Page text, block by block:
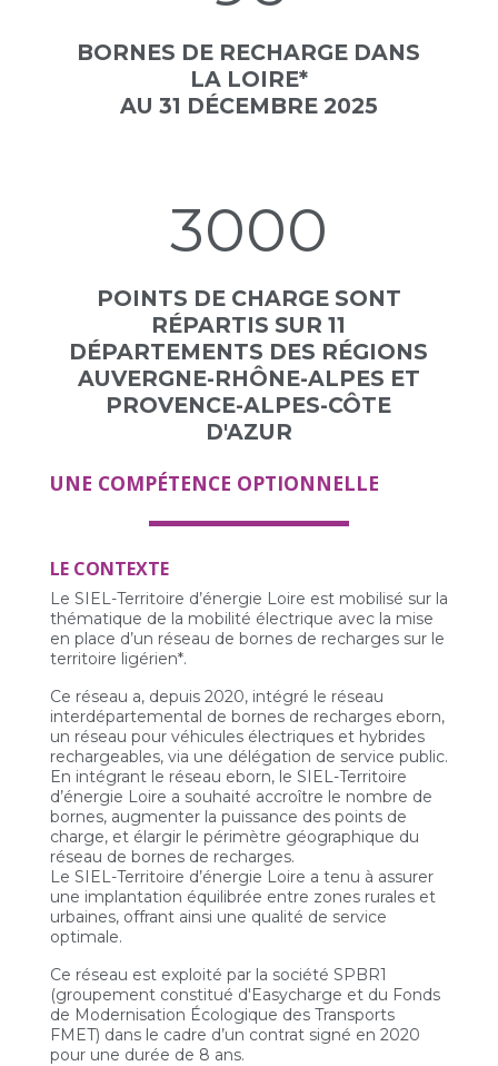
BORNES DE RECHARGE DANS
LA LOIRE*
AU 31 DÉCEMBRE 2025
3000
POINTS DE CHARGE SONT
RÉPARTIS SUR 11
DÉPARTEMENTS DES RÉGIONS
AUVERGNE-RHÔNE-ALPES ET
PROVENCE-ALPES-CÔTE
D'AZUR
UNE COMPÉTENCE OPTIONNELLE
LE CONTEXTE
Le SIEL-Territoire d’énergie Loire est mobilisé sur la
thématique de la mobilité électrique avec la mise
en place d’un réseau de bornes de recharges sur le
territoire ligérien*.
Ce réseau a, depuis 2020, intégré le réseau
interdépartemental de bornes de recharges eborn,
un réseau pour véhicules électriques et hybrides
rechargeables, via une délégation de service public.
En intégrant le réseau eborn, le SIEL-Territoire
d’énergie Loire a souhaité accroître le nombre de
bornes, augmenter la puissance des points de
charge, et élargir le périmètre géographique du
réseau de bornes de recharges.
Le SIEL-Territoire d’énergie Loire a tenu à assurer
une implantation équilibrée entre zones rurales et
urbaines, offrant ainsi une qualité de service
optimale.
Ce réseau est exploité par la société SPBR1
(groupement constitué d'Easycharge et du Fonds
de Modernisation Écologique des Transports
FMET) dans le cadre d’un contrat signé en 2020
pour une durée de 8 ans.